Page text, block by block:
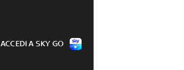
ACCEDI A SKY GO